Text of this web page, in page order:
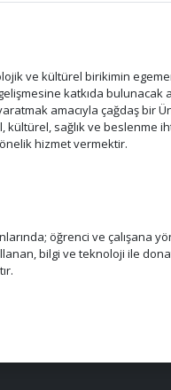
ve kültürel birikimin
katkıda bulunacak
amacıyla çağdaş bir
sağlık ve beslenme
hizmet vermektir.
öğrenci ve çalışana
bilgi ve teknoloji ile